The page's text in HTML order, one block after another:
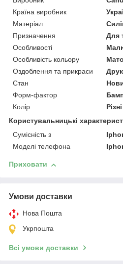
Країна виробник
Матеріал
Призначення
Для
Особливості
Особливість кольору
Оздоблення та прикраси
Стан
Форм-фактор
Колір
Користувальницькі
Сумісність з
Моделі телефона
Приховати
Умови доставки
Нова Пошта
Укрпошта
Всі умови доставки